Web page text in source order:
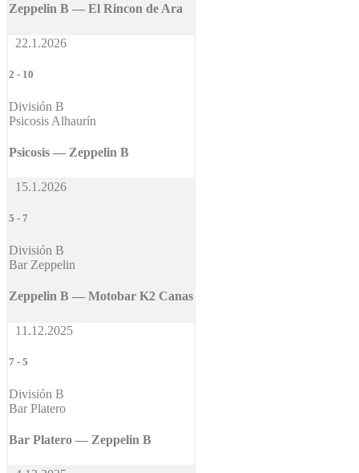
Zeppelin B — El Rincon de Ara
22.1.2026
2 - 10
División B
Psicosis Alhaurín
Psicosis — Zeppelin B
15.1.2026
5 - 7
División B
Bar Zeppelin
Zeppelin B — Motobar K2 Canas
11.12.2025
7 - 5
División B
Bar Platero
Bar Platero — Zeppelin B